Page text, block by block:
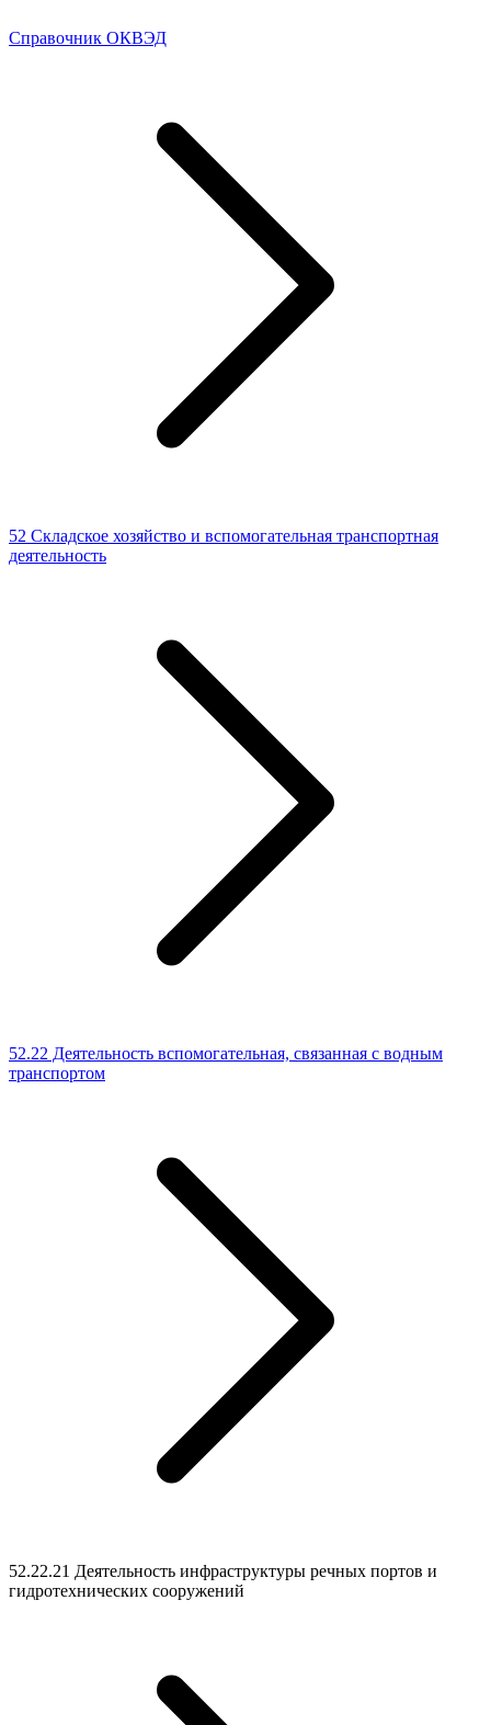
Справочник ОКВЭД
52 Складское хозяйство и вспомогательная транспортная
деятельность
52.22 Деятельность вспомогательная, связанная с водным
транспортом
52.22.21 Деятельность инфраструктуры речных портов и
гидротехнических сооружений